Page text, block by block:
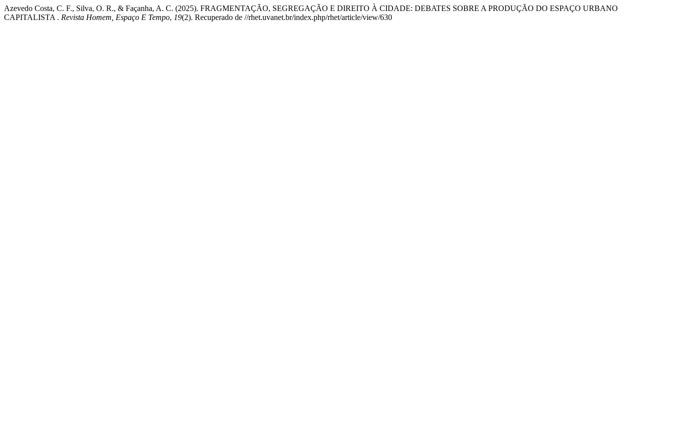
Azevedo Costa, C. F., Silva, O. R., & Façanha, A. C. (2025). FRAGMENTAÇÃO, SEGREGAÇÃO E DIREITO À CIDADE: DEBATES SOBRE A PRODUÇÃO DO ESPAÇO URBANO
CAPITALISTA . Revista Homem, Espaço E Tempo, 19(2). Recuperado de //rhet.uvanet.br/index.php/rhet/article/view/630